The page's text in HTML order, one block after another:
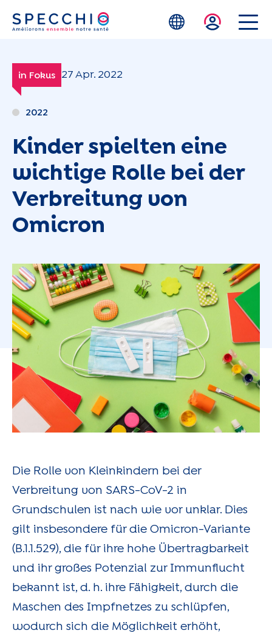
Zum Hauptinhalt springen
in Fokus 27 Apr. 2022
2022
Kinder spielten eine
wichtige Rolle bei der
Verbreitung von
Omicron
Die Rolle von Kleinkindern bei der
Verbreitung von SARS-CoV-2 in
Grundschulen ist nach wie vor unklar. Dies
gilt insbesondere für die Omicron-Variante
(B.1.1.529), die für ihre hohe Übertragbarkeit
und ihr großes Potenzial zur Immunflucht
bekannt ist, d. h. ihre Fähigkeit, durch die
Maschen des Impfnetzes zu schlüpfen,
wodurch sich die Möglichkeit erhöht,